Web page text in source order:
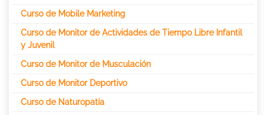
Curso de Mobile Marketing
Curso de Monitor de Actividades de Tiempo Libre Infantil
y Juvenil
Curso de Monitor de Musculación
Curso de Monitor Deportivo
Curso de Naturopatía